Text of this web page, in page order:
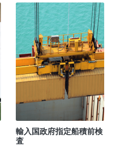
輸入国政府指定船積前検
査